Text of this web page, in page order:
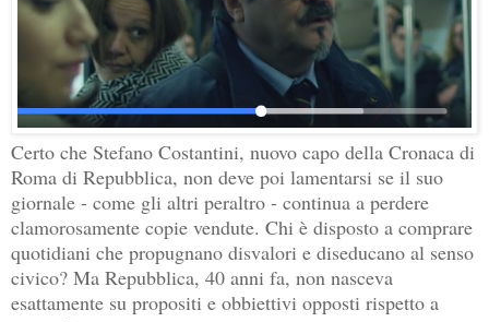
Certo che Stefano Costantini, nuovo capo della Cronaca di
Roma di Repubblica, non deve poi lamentarsi se il suo
giornale - come gli altri peraltro - continua a perdere
clamorosamente copie vendute. Chi è disposto a comprare
quotidiani che propugnano disvalori e diseducano al senso
civico? Ma Repubblica, 40 anni fa, non nasceva
esattamente su propositi e obbiettivi opposti rispetto a